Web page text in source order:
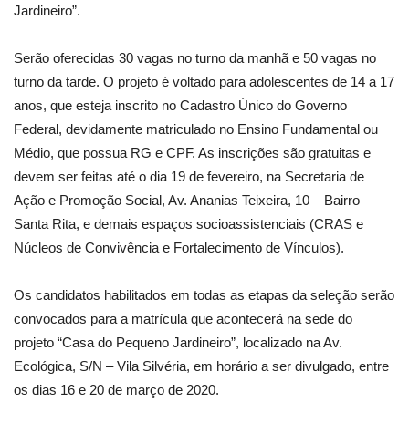
Jardineiro”.
Serão oferecidas 30 vagas no turno da manhã e 50 vagas no
turno da tarde. O projeto é voltado para adolescentes de 14 a 17
anos, que esteja inscrito no Cadastro Único do Governo
Federal, devidamente matriculado no Ensino Fundamental ou
Médio, que possua RG e CPF. As inscrições são gratuitas e
devem ser feitas até o dia 19 de fevereiro, na Secretaria de
Ação e Promoção Social, Av. Ananias Teixeira, 10 – Bairro
Santa Rita, e demais espaços socioassistenciais (CRAS e
Núcleos de Convivência e Fortalecimento de Vínculos).
Os candidatos habilitados em todas as etapas da seleção serão
convocados para a matrícula que acontecerá na sede do
projeto “Casa do Pequeno Jardineiro”, localizado na Av.
Ecológica, S/N – Vila Silvéria, em horário a ser divulgado, entre
os dias 16 e 20 de março de 2020.